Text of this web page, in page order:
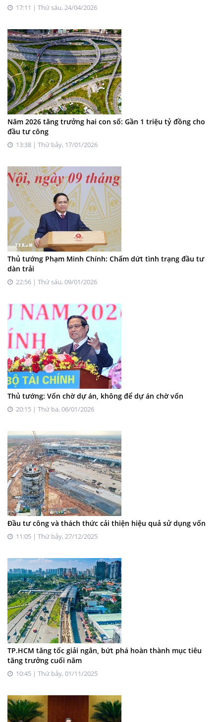
17:11 | Thứ sáu, 24/04/2026
Năm 2026 tăng trưởng hai con số: Gần 1 triệu tỷ đồng cho
đầu tư công
13:38 | Thứ bảy, 17/01/2026
Thủ tướng Phạm Minh Chính: Chấm dứt tình trạng đầu tư
dàn trải
22:56 | Thứ sáu, 09/01/2026
Thủ tướng: Vốn chờ dự án, không để dự án chờ vốn
20:15 | Thứ ba, 06/01/2026
Đầu tư công và thách thức cải thiện hiệu quả sử dụng vốn
11:05 | Thứ bảy, 27/12/2025
TP.HCM tăng tốc giải ngân, bứt phá hoàn thành mục tiêu
tăng trưởng cuối năm
10:45 | Thứ bảy, 01/11/2025